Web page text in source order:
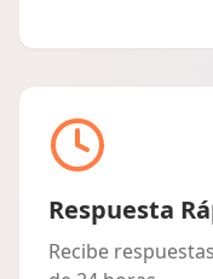
Respuesta
Recibe